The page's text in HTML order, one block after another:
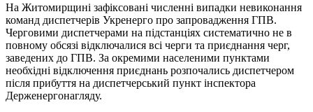
На Житомирщині зафіксовані численні випадки невиконання
команд диспетчерів Укренерго про запровадження ГПВ.
Черговими диспетчерами на підстанціях систематично не в
повному обсязі відключалися всі черги та приєднання черг,
заведених до ГПВ. За окремими населеними пунктами
необхідні відключення приєднань розпочались диспетчером
після прибуття на диспетчерський пункт інспектора
Держенергонагляду.